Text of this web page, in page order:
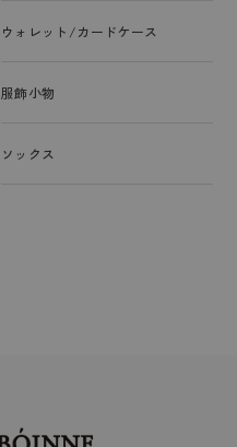
ウォレット/カードケース
服飾小物
ソックス